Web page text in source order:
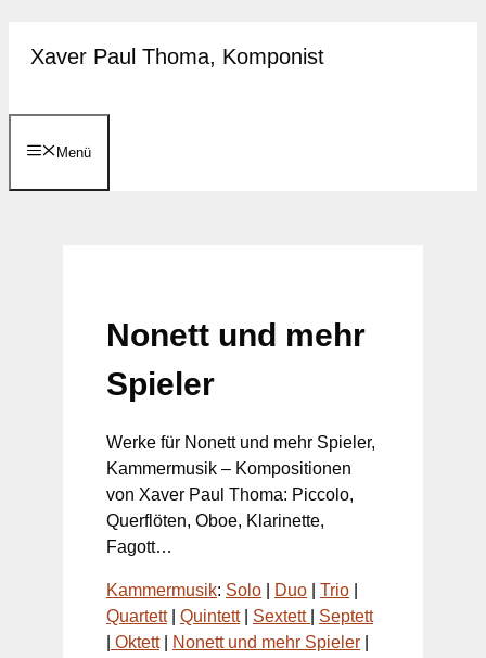
InhaltXaver Paul Thoma, Komponist
Menü
Nonett und mehr
Spieler
Werke für Nonett und mehr Spieler,
Kammermusik – Kompositionen
von Xaver Paul Thoma: Piccolo,
Querflöten, Oboe, Klarinette,
Fagott…
Kammermusik: Solo Duo Trio
Quartett| Quintett| Sextett Septett
Oktett| Nonett und mehr Spiel er